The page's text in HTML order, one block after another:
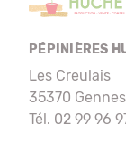
PÉPINIÈRES
Les Creulais
35370
Tél. 02 99 96